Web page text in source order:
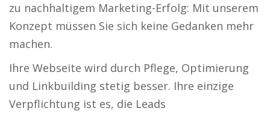
zu nachhaltigem Marketing-Erfolg: Mit unserem
Konzept müssen Sie sich keine Gedanken mehr
machen.
Ihre Webseite wird durch Pflege, Optimierung
und Linkbuilding stetig besser. Ihre einzige
Verpflichtung ist es, die Leads